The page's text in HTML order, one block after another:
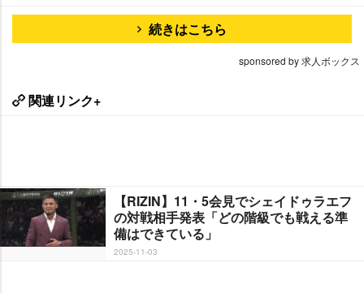
続きはこちら
sponsored by 求人ボックス
関連リンク+
【RIZIN】11・5会見でシェイドゥラエフ
の対戦相手発表「どの階級でも戦える準
備はできている」
2025-11-03